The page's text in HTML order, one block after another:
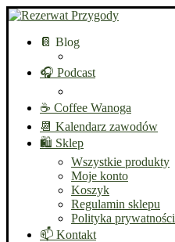
📔 Blog
🎧 Podcast
☕ Coffee Wanoga
📆 Kalendarz zawodów
🛍️ Sklep
Wszystkie produkty
Moje konto
Koszyk
Regulamin sklepu
Polityka prywatności
📫 Kontakt